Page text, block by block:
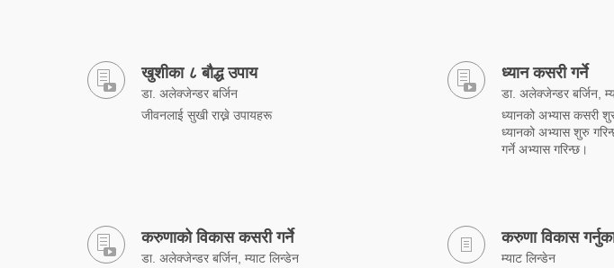
खुशीका ८ बौद्ध उपाय
डा. अलेक्जेन्डर बर्जिन
जीवनलाई सुखी राख्ने उपायहरू
ध्यान कसरी गर्ने
डा. अलेक्जेन्डर बर्जिन,
ध्यानको अभ्यास कसरी
ध्यानको अभ्यास शुरु
गर्ने अभ्यास गरिन्छ।
करुणाको विकास कसरी गर्ने
डा. अलेक्जेन्डर बर्जिन, म्याट लिन्डेन
करुणा विकास
म्याट लिन्डेन